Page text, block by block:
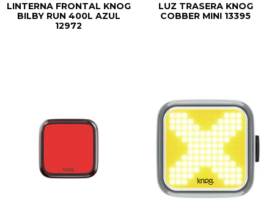
LINTERNA FRONTAL KNOG
BILBY RUN 400L AZUL
12972
LUZ TRASERA KNOG
COBBER MINI 13395